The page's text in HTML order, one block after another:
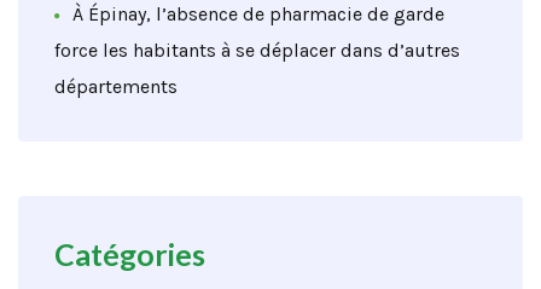
À Épinay, l’absence de pharmacie de garde
force les habitants à se déplacer dans d’autres
départements
Catégories